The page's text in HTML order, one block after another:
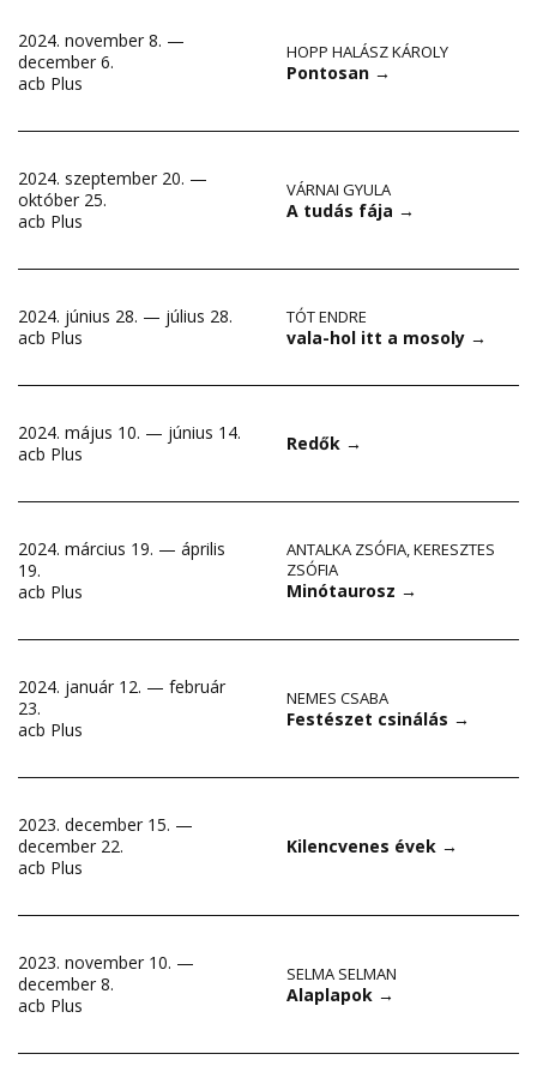
2024. november 8. —
december 6.
acb Plus
HOPP HALÁSZ KÁROLY
Pontosan →
2024. szeptember 20. —
október 25.
acb Plus
VÁRNAI GYULA
A tudás fája →
2024. június 28. — július 28.
acb Plus
TÓT ENDRE
vala-hol itt a mosoly →
2024. május 10. — június 14.
acb Plus
Redők →
2024. március 19. — április
19.
acb Plus
ANTALKA ZSÓFIA,KERESZTES
ZSÓFIA
Minótaurosz →
2024. január 12. — február
23.
acb Plus
NEMES CSABA
Festészet csinálás →
2023. december 15. —
december 22.
acb Plus
Kilencvenes évek →
2023. november 10. —
december 8.
acb Plus
SELMA SELMAN
Alaplapok →